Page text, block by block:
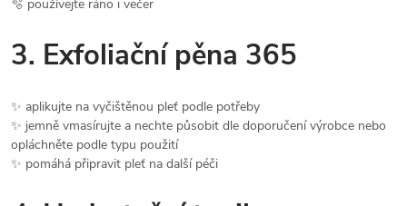
🫧 používejte ráno i večer
3. Exfoliační pěna 365
✨ aplikujte na vyčištěnou pleť podle potřeby
✨ jemně vmasírujte a nechte působit dle doporučení výrobce nebo
opláchněte podle typu použití
✨ pomáhá připravit pleť na další péči